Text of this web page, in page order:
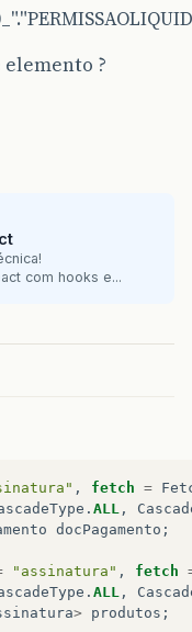
?
com hooks e...
, fetch =
. ALL ,
docPagamento ;
"assinatura" , fetch
. ALL ,
> produtos ;